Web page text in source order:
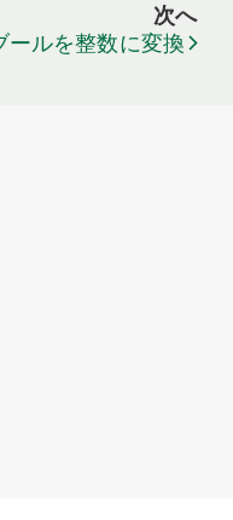
次へ
ールを整数に変換